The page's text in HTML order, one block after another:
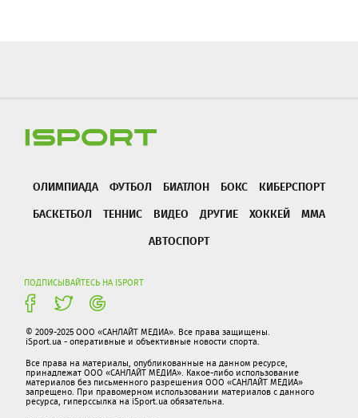
ОЛИМПИАДА ФУТБОЛ БИАТЛОН БОКС
КИБЕРСПОРТ
БАСКЕТБОЛ
ТЕННИС ВИДЕО ДРУГИЕ ХОККЕЙ
ММА
АВТОСПОРТ
ПОДПИСЫВАЙТЕСЬ НА ISPORT
© 2009-2025 ООО «САНЛАЙТ МЕДИА». Все права защищены.
iSport.ua - оперативные и объективные новости спорта.
Все права на материалы, опубликованные на данном ресурсе,
принадлежат ООО «САНЛАЙТ МЕДИА». Какое-либо использование
материалов без письменного разрешения ООО «САНЛАЙТ МЕДИА»
запрещено. При правомерном использовании материалов с данного
ресурса, гиперссылка на iSport.ua обязательна.